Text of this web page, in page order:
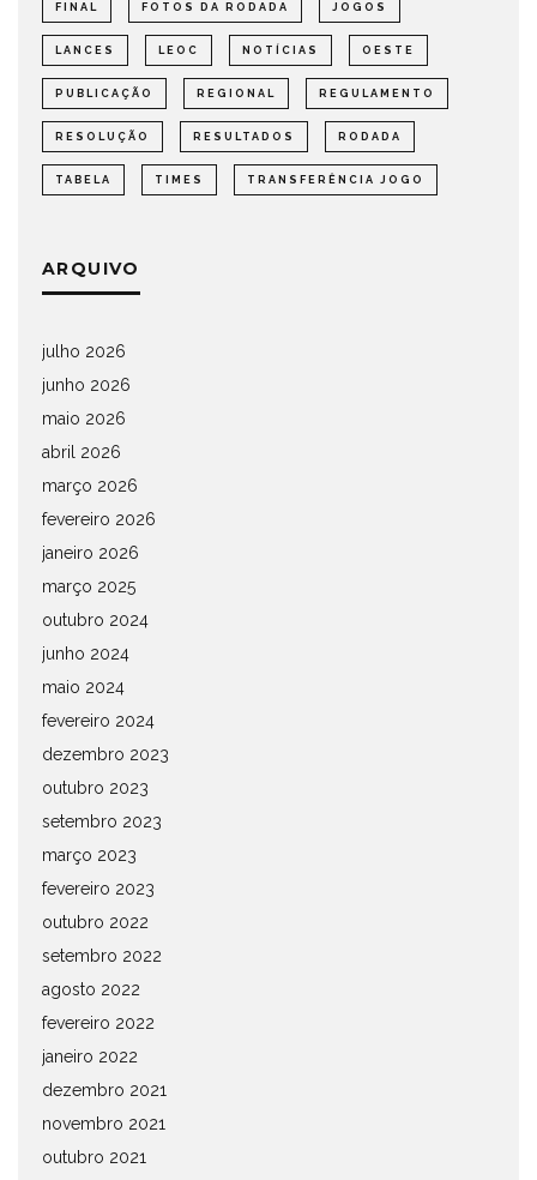
FINAL FOTOS DA RODADA JOGOS
LANCES LEOC NOTÍCIAS OESTE
PUBLICAÇÃO REGIONAL REGULAMENTO
RESOLUÇÃO RESULTADOS RODADA
TABELA TIMES TRANSFERÊNCIA JOGO
ARQUIVO
julho 2026
junho 2026
maio 2026
abril 2026
março 2026
fevereiro 2026
janeiro 2026
março 2025
outubro 2024
junho 2024
maio 2024
fevereiro 2024
dezembro 2023
outubro 2023
setembro 2023
março 2023
fevereiro 2023
outubro 2022
setembro 2022
agosto 2022
fevereiro 2022
janeiro 2022
dezembro 2021
novembro 2021
outubro 2021